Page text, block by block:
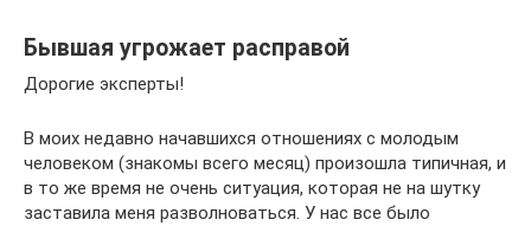
Бывшая угрожает расправой
Дорогие эксперты!
В моих недавно начавшихся отношениях с молодым
человеком (знакомы всего месяц) произошла типичная, и
в то же время не очень ситуация, которая не на шутку
заставила меня разволноваться. У нас все было